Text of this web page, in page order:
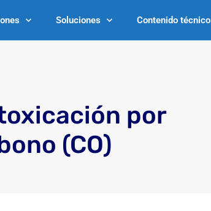
Soluciones Contenido técnico
por
(CO)